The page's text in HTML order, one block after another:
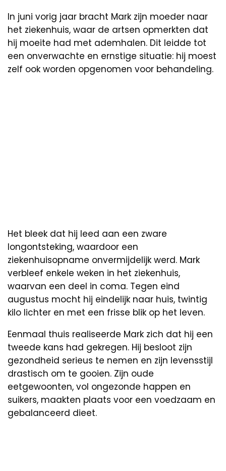
In juni vorig jaar bracht Mark zijn moeder naar
het ziekenhuis, waar de artsen opmerkten dat
hij moeite had met ademhalen. Dit leidde tot
een onverwachte en ernstige situatie: hij moest
zelf ook worden opgenomen voor behandeling.
Het bleek dat hij leed aan een zware
longontsteking, waardoor een
ziekenhuisopname onvermijdelijk werd. Mark
verbleef enkele weken in het ziekenhuis,
waarvan een deel in coma. Tegen eind
augustus mocht hij eindelijk naar huis, twintig
kilo lichter en met een frisse blik op het leven.
Eenmaal thuis realiseerde Mark zich dat hij een
tweede kans had gekregen. Hij besloot zijn
gezondheid serieus te nemen en zijn levensstijl
drastisch om te gooien. Zijn oude
eetgewoonten, vol ongezonde happen en
suikers, maakten plaats voor een voedzaam en
gebalanceerd dieet.